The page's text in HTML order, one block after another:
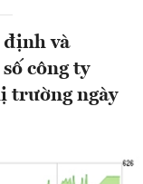
và
công ty
trường ngày